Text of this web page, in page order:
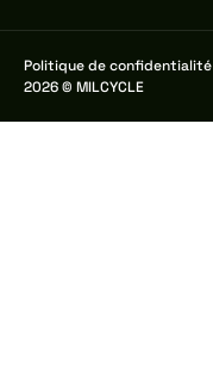
Politique de confidentialité
2026 © MILCYCLE